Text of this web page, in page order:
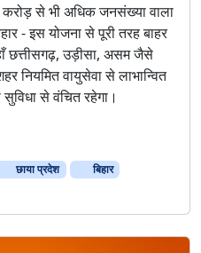
ह
वा
ई
या
त्रा
बि
करोड़ से भी अधिक जनसंख्या वाला
- इस योजना से पूरी तरह बाहर
छत्तीसगढ़, उड़ीसा, असम जैसे
नियमित वायुसेवा से लाभान्वित
सुविधा से वंचित रहेगा।
छाया प्रदेश
बिहार